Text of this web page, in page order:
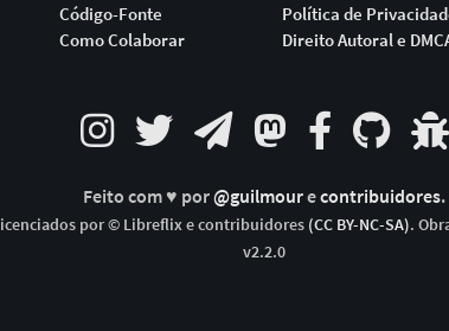
Código-Fonte
Como Colaborar
Política de
Direito Autoral e
Feito com ♥ por@guilmourecontribuidores.
por © Libreflix e contribuidores (CC BY-NC-SA).
v2.2.0